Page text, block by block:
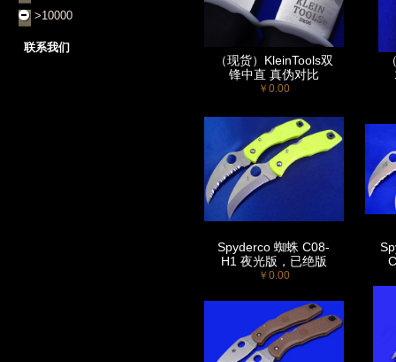
>10000
联系我们
（现货）KleinTools双
锋中直 真伪对比
￥0.00
Spyderco 蜘蛛 C08-
H1 夜光版，已绝版
￥0.00